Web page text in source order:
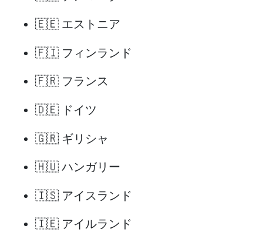
🇪🇪 エストニア
🇫🇮 フィンランド
🇫🇷 フランス
🇩🇪 ドイツ
🇬🇷 ギリシャ
🇭🇺 ハンガリー
🇮🇸 アイスランド
🇮🇪 アイルランド